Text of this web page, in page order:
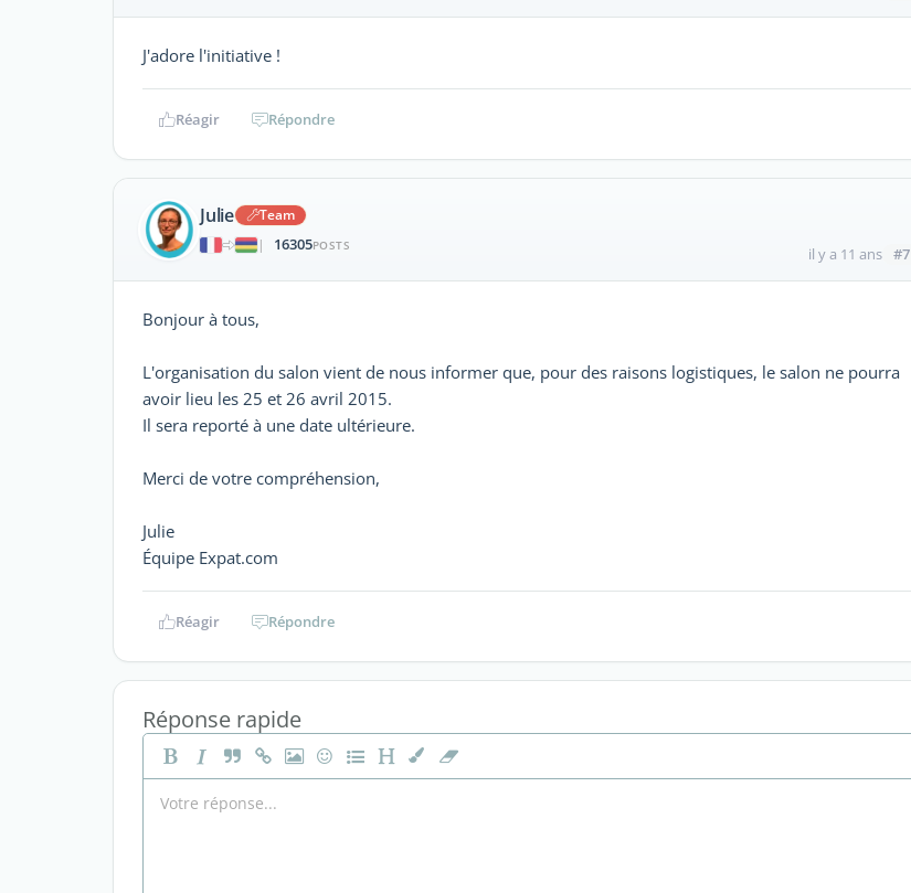
J'adore l'initiative !
Réagir Répondre
Julie
Team
|
16305POSTS il y a 11 ans #7
Bonjour à tous,
L'organisation du salon vient de nous informer que, pour des raisons logistiques, le salon ne pourra
avoir lieu les 25 et 26 avril 2015.
Il sera reporté à une date ultérieure.
Merci de votre compréhension,
Julie
Équipe Expat.com
Réagir Répondre
Réponse rapide